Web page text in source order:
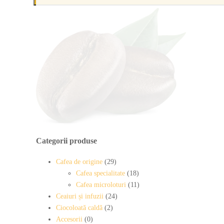
Categorii produse
Cafea de origine (29)
Cafea specialitate (18)
Cafea microloturi (11)
Ceaiuri și infuzii (24)
Ciocoloată caldă (2)
Accesorii (0)